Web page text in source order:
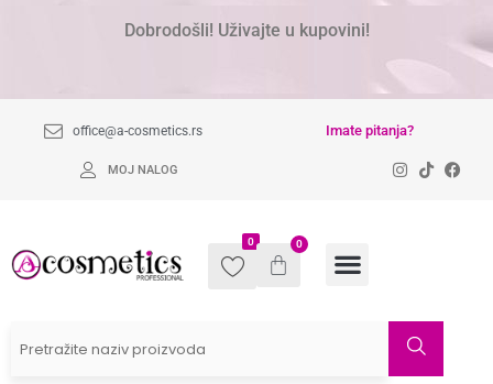
Dobrodošli! Uživajte u kupovini!
office@a-cosmetics.rs Imate pitanja?
MOJ NALOG
0 0